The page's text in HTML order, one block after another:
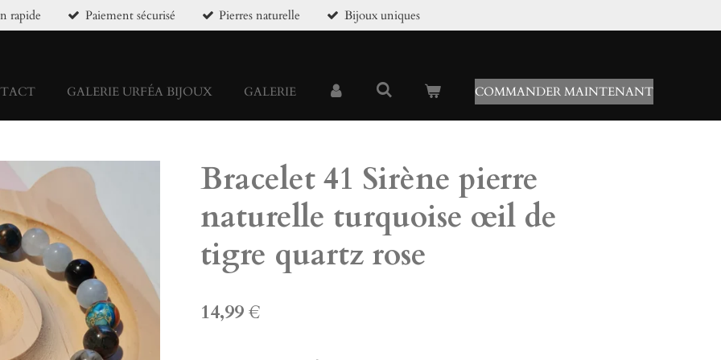
rapide Paiement sécurisé Pierres naturelle Bijoux uniques
GALERIE URFÉA BIJOUX GALERIE COMMANDER MAINTENANT
Bracelet 41 Sirène pierre
naturelle turquoise œil de
tigre quartz rose
14,99 €